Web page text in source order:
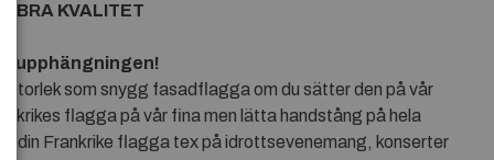
I BRA KVALITET
upphängningen!
storlek som snygg fasadflagga om du sätter den på vår
flagga på vår fina men lätta handstång på hela
din Frankrike flagga tex på idrottsevenemang, konserter